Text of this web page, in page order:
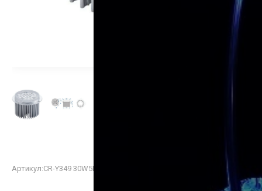
Артикул:CR-Y349 30W5L